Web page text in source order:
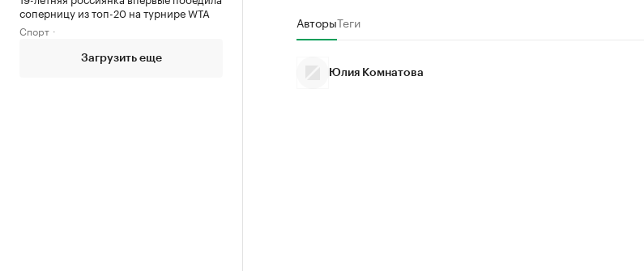
соперницу из топ-20 на турнире WTA
Спорт
Загрузить еще
АвторыТеги
Юлия Комнатова